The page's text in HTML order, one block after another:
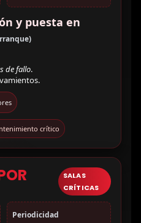
y puesta en
de fallo.
crítico
SALAS
CRÍTICAS
Periodicidad